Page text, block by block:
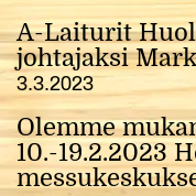
A-Laiturit
johtajaksi
3.3.2023
Olemme
10.-19.2.2023